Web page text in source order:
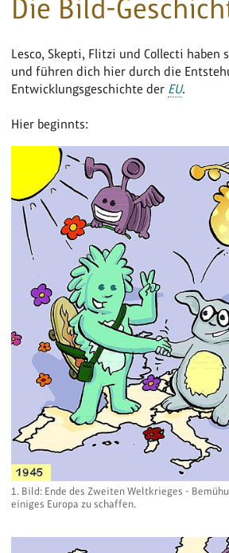
Die Bild-
Lesco, Skepti, Flitzi und Collecti haben
und führen dich hier durch die
Entwicklungsgeschichte der EU.
Hier beginnts:
1. Bild: Ende des Zweiten Weltkrieges -
einiges Europa zu schaffen.